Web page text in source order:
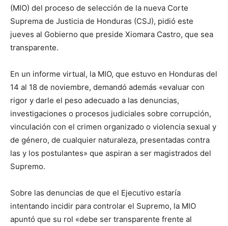
(MIO) del proceso de selección de la nueva Corte
Suprema de Justicia de Honduras (CSJ), pidió este
jueves al Gobierno que preside Xiomara Castro, que sea
transparente.
En un informe virtual, la MIO, que estuvo en Honduras del
14 al 18 de noviembre, demandó además «evaluar con
rigor y darle el peso adecuado a las denuncias,
investigaciones o procesos judiciales sobre corrupción,
vinculación con el crimen organizado o violencia sexual y
de género, de cualquier naturaleza, presentadas contra
las y los postulantes» que aspiran a ser magistrados del
Supremo.
Sobre las denuncias de que el Ejecutivo estaría
intentando incidir para controlar el Supremo, la MIO
apuntó que su rol «debe ser transparente frente al